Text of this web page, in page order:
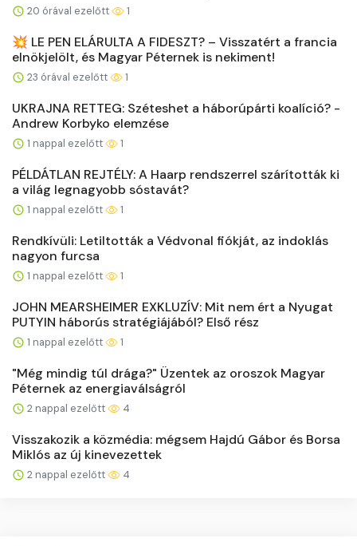
20 órával ezelőtt 1
💥 LE PEN ELÁRULTA A FIDESZT? – Visszatért a francia
elnökjelölt, és Magyar Péternek is nekiment!
23 órával ezelőtt 1
UKRAJNA RETTEG: Széteshet a háborúpárti koalíció? -
Andrew Korbyko elemzése
1 nappal ezelőtt 1
PÉLDÁTLAN REJTÉLY: A Haarp rendszerrel szárították ki
a világ legnagyobb sóstavát?
1 nappal ezelőtt 1
Rendkívüli: Letiltották a Védvonal fiókját, az indoklás
nagyon furcsa
1 nappal ezelőtt 1
JOHN MEARSHEIMER EXKLUZÍV: Mit nem ért a Nyugat
PUTYIN háborús stratégiájából? Első rész
1 nappal ezelőtt 1
"Még mindig túl drága?" Üzentek az oroszok Magyar
Péternek az energiaválságról
2 nappal ezelőtt 4
Visszakozik a közmédia: mégsem Hajdú Gábor és Borsa
Miklós az új kinevezettek
2 nappal ezelőtt 4